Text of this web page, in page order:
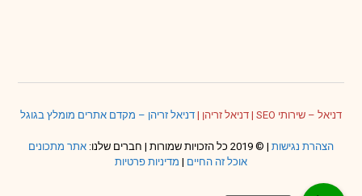
דניאל – שירותי SEO | דניאל זריהן | דניאל זריהן – מקדם אתרים מומלץ בגוגל
הצהרת נגישות | © 2019 כל הזכויות שמורות | חברים שלנו:
אתר מתכונים
אוכל זה החיים | מדיניות פרטיות